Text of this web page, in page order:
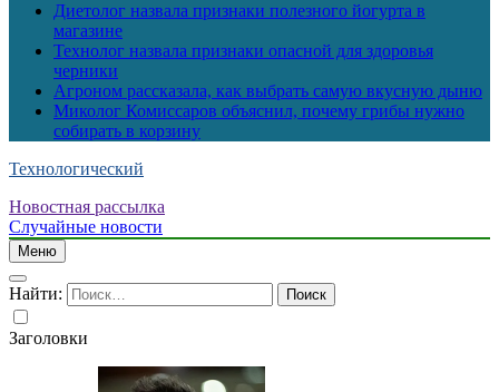
Диетолог назвала признаки полезного йогурта в
магазине
Технолог назвала признаки опасной для здоровья
черники
Агроном рассказала, как выбрать самую вкусную дыню
Миколог Комиссаров объяснил, почему грибы нужно
собирать в корзину
Технологический
Новостная рассылка
Случайные новости
Меню
Найти:
Заголовки